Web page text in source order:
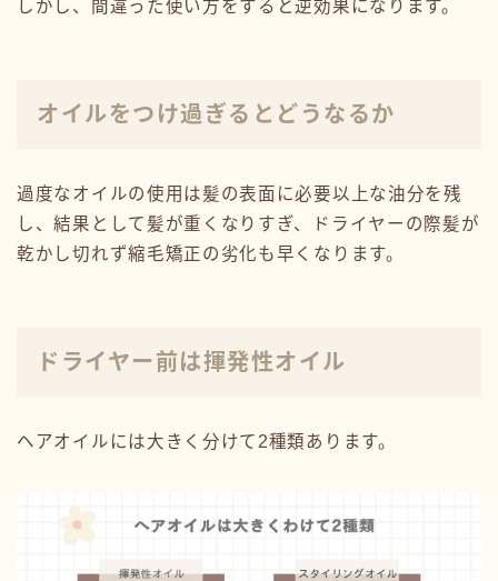
しかし、間違った使い方をすると逆効果になります。
オイルをつけ過ぎるとどうなるか
過度なオイルの使用は髪の表面に必要以上な油分を残
し、結果として髪が重くなりすぎ、ドライヤーの際髪が
乾かし切れず縮毛矯正の劣化も早くなります。
ドライヤー前は揮発性オイル
ヘアオイルには大きく分けて2種類あります。